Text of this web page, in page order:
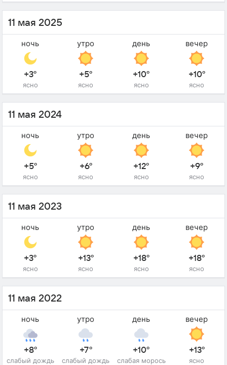
11 мая 2025
ночь
+3°
ясно
утро
+5°
ясно
день
+10°
ясно
вечер
+10°
ясно
11 мая 2024
ночь
+5°
ясно
утро
+6°
ясно
день
+12°
ясно
вечер
+9°
ясно
11 мая 2023
ночь
+3°
ясно
утро
+13°
ясно
день
+18°
ясно
вечер
+18°
ясно
11 мая 2022
ночь
+8°
слабый дождь
утро
+7°
слабый дождь
день
+10°
слабая морось
вечер
+13°
ясно